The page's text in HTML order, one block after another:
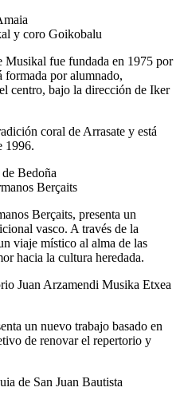
y coro Goikobalu
Musikal fue fundada en 1975 por
formada por alumnado,
centro, bajo la dirección de Iker
coral de Arrasate y está
1996.
Bedoña
Berçaits
Berçaits, presenta un
vasco. A través de la
viaje místico al alma de las
hacia la cultura heredada.
Juan Arzamendi Musika Etxea
un nuevo trabajo basado en
de renovar el repertorio y
de San Juan Bautista